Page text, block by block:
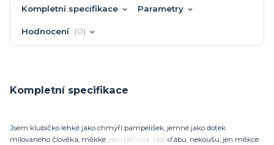
Kompletní specifikace Parametry
Hodnocení 0
Kompletní specifikace
Jsem klubíčko lehké jako chmýří pampelišek, jemné jako dotek
milovaného člověka, měkké jako peřinka. Neškřábu, nekoušu, jen měkce